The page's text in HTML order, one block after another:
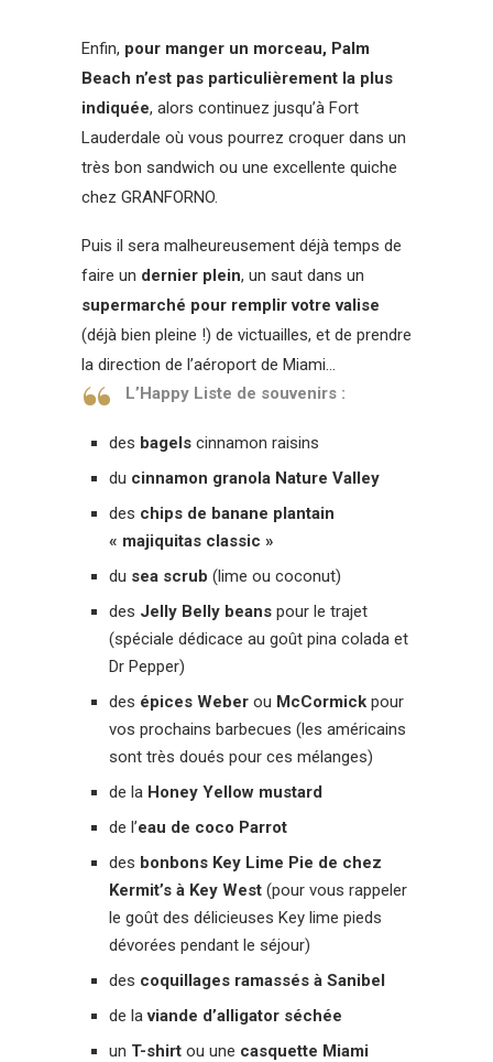
Enfin, pour manger un morceau, Palm
Beach n’est pas particulièrement la plus
indiquée, alors continuez jusqu’à Fort
Lauderdale où vous pourrez croquer dans un
très bon sandwich ou une excellente quiche
chez GRANFORNO.
Puis il sera malheureusement déjà temps de
faire un dernier plein, un saut dans un
supermarché pour remplir votre valise
(déjà bien pleine !) de victuailles, et de prendre
la direction de l’aéroport de Miami…
L’Happy Liste de souvenirs :
des bagels cinnamon raisins
du cinnamon granola Nature Valley
des chips de banane plantain
« majiquitas classic »
du sea scrub (lime ou coconut)
des Jelly Belly beans pour le trajet
(spéciale dédicace au goût pina colada et
Dr Pepper)
des épices Weber ou McCormick pour
vos prochains barbecues (les américains
sont très doués pour ces mélanges)
de la Honey Yellow mustard
de l’eau de coco Parrot
des bonbons Key Lime Pie de chez
Kermit’s à Key West (pour vous rappeler
le goût des délicieuses Key lime pieds
dévorées pendant le séjour)
des coquillages ramassés à Sanibel
de laviande d’alligator séchée
un T-shirt ou une casquette Miami